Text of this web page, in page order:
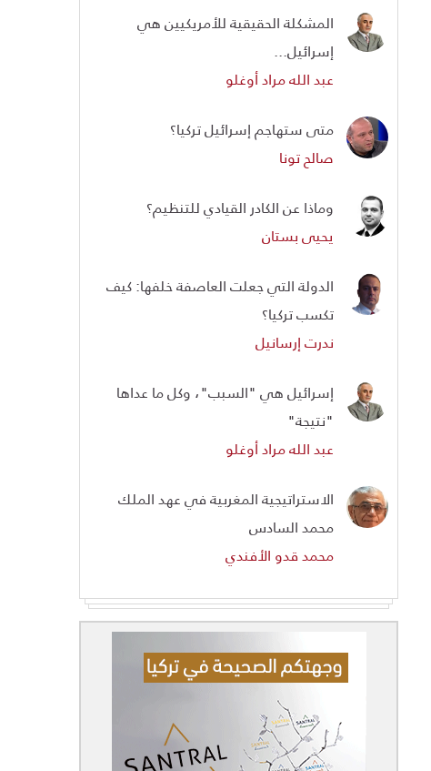
المشكلة الحقيقية للأمريكيين هي
إسرائيل...
عبد الله مراد أوغلو
متى ستهاجم إسرائيل تركيا؟
صالح تونا
وماذا عن الكادر القيادي للتنظيم؟
يحيى بستان
الدولة التي جعلت العاصفة خلفها: كيف
تكسب تركيا؟
ندرت إرسانيل
إسرائيل هي "السبب"، وكل ما عداها
"نتيجة"
عبد الله مراد أوغلو
الاستراتيجية المغربية في عهد الملك
محمد السادس
محمد قدو الأفندي